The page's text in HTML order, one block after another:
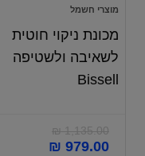
מוצרי חשמל
מכונת ניקוי חוטית
לשאיבה ולשטיפה
Bissell
₪1,135.00
₪ 979.00